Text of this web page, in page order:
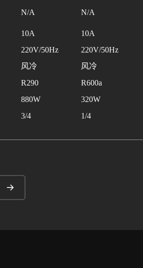
N/A N/A
10A
10A
220V/50Hz
220V/50Hz
风冷
风冷
R290
R600a
880W
320W
3/4 1/4